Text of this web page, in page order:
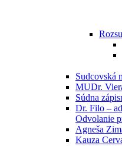
Sudcovská
MUDr.
Súdna
Dr. Filo –
Odvolanie
Agneša
Kauza